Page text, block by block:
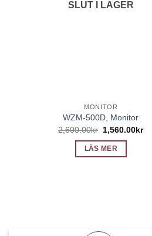
SLUT I LAGER
MONITOR
WZM-500D, Monitor
2,600.00kr Det
ursprungliga
priset
var:
1,560.00krDet
LÄS MER